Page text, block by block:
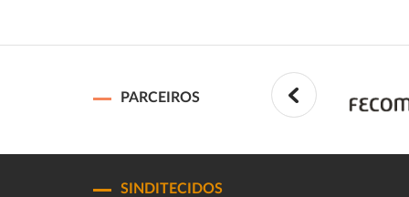
PARCEIROS
SINDITECIDOS